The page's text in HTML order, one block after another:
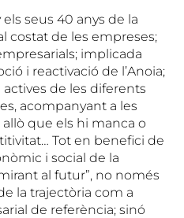
seus 40 anys de la
costat de les empreses;
implicada
i reactivació de l’Anoia;
de les diferents
acompanyant a les
que els hi manca o
Tot en benefici de
i social de la
al futur”, no només
la trajectòria com a
de referència; sinó